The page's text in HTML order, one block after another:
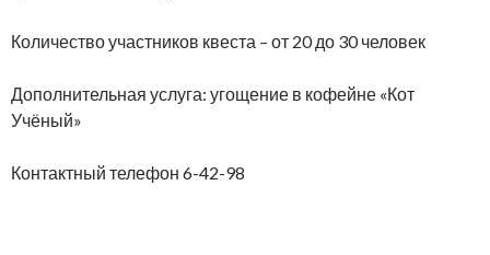
Количество участников квеста – от 20 до 30 человек
Дополнительная услуга: угощение в кофейне «Кот
Учёный»
Контактный телефон 6-42-98